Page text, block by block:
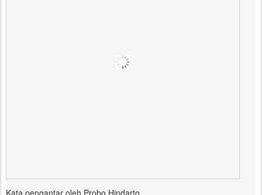
Kata pengantar oleh Probo Hindarto